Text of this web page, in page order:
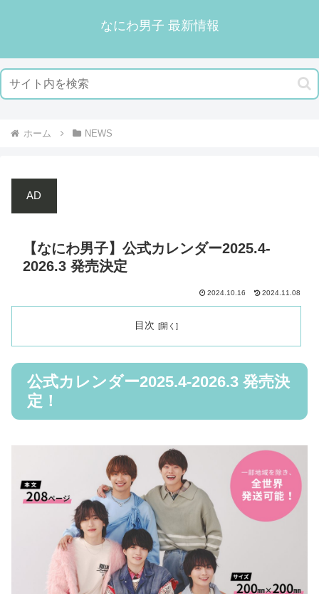
なにわ男子 最新情報
ホーム NEWS
AD
【なにわ男子】公式カレンダー2025.4-
2026.3 発売決定
2024.10.16 2024.11.08
目次
公式カレンダー2025.4-2026.3 発売決
定！